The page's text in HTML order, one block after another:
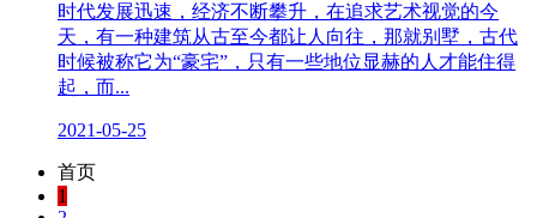
时代发展迅速，经济不断攀升，在追求艺术视觉的今
天，有一种建筑从古至今都让人向往，那就别墅，古代
时候被称它为“豪宅”，只有一些地位显赫的人才能住得
起，而...
2021-05-25
首页
1